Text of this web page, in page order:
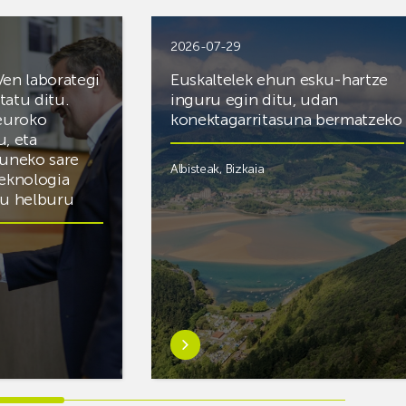
laborategi
ditu.
eta
sare
helburu
2026-07-29
Euskaltelek ehun esku-hartze
inguru egin ditu, udan
konektagarritasuna bermatzeko
Albisteak, Bizkaia
Ezagutu
gehiago:Euskaltelek
ehun